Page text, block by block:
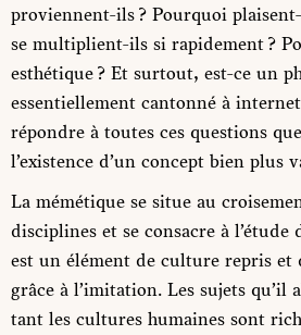
proviennent-ils ? Pourquoi
se multiplient-ils si rapidement ?
esthétique ? Et surtout, est-ce un
essentiellement cantonné à
répondre à toutes ces questions
l’existence d’un concept bien plus
La mémétique se situe au
disciplines et se consacre à l’étude
est un élément de culture repris et
grâce à l’imitation. Les sujets qu’il
tant les cultures humaines sont